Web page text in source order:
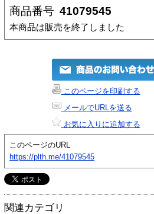
商品番号 41079545
本商品は販売を終了しました
このページを印刷する
メールでURLを送る
お気に入りに追加する
このページのURL
https://plth.me/41079545
関連カテゴリ